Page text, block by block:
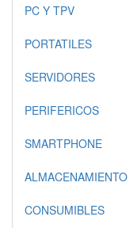
PC Y TPV
PORTATILES
SERVIDORES
PERIFERICOS
SMARTPHONE
ALMACENAMIENTO
CONSUMIBLES